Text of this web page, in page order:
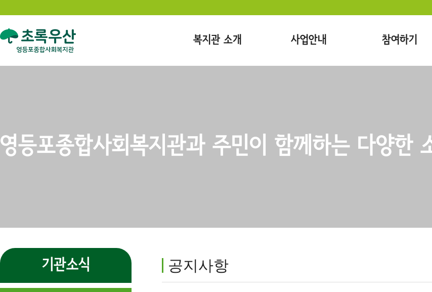
복지관 소개 사업안내 참여하기
영등포종합사회복지관과 주민이 함께하는 다양한
기관소식 공지사항